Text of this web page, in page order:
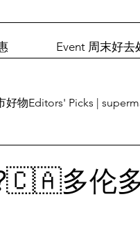
Event 周末好去
好物Editors' Picks |
多伦